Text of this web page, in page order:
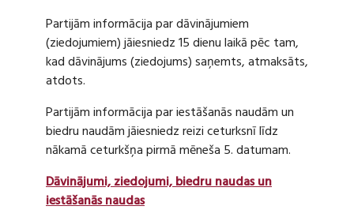
Partijām informācija par dāvinājumiem
(ziedojumiem) jāiesniedz 15 dienu laikā pēc tam,
kad dāvinājums (ziedojums) saņemts, atmaksāts,
atdots.
Partijām informācija par iestāšanās naudām un
biedru naudām jāiesniedz reizi ceturksnī līdz
nākamā ceturkšņa pirmā mēneša 5. datumam.
Dāvinājumi, ziedojumi, biedru naudas un
iestāšanās naudas